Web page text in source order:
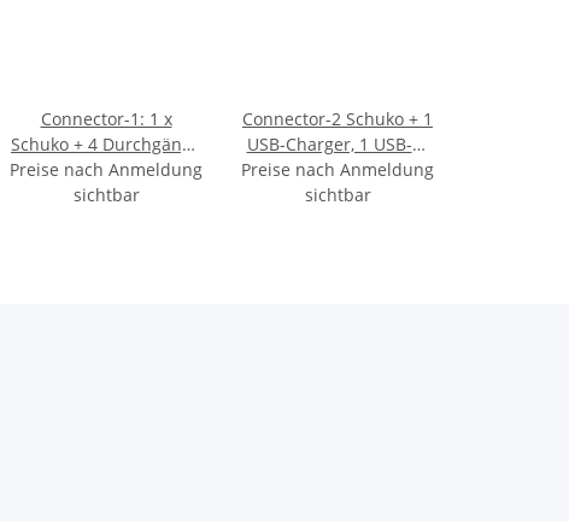
Connector-1: 1 x
Schuko + 4 Durchgänge
für Kabel, weiss
Preise nach Anmeldung
sichtbar
Connector-2 Schuko + 1
USB-Charger, 1 USB-C-
Buchse schwarz
Preise nach Anmeldung
sichtbar